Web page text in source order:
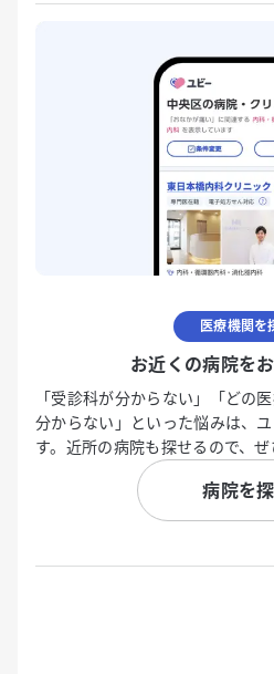
医療機関を
お近くの病院を
「受診科が分からない」「どの
分からない」といった悩みは、
す。近所の病院も探せるので、ぜ
病院を